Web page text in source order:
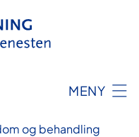
MENY
og behandling